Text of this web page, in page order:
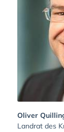
Oliver
Landrat des